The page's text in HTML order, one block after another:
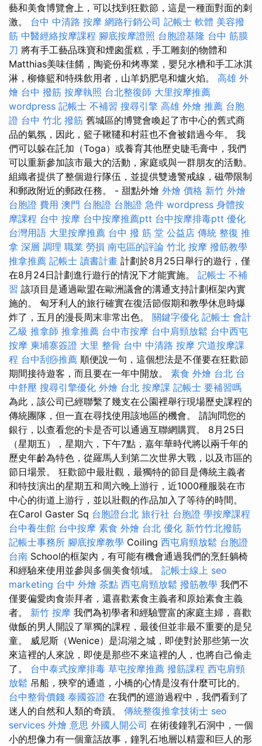
藝和美食博覽會上，可以找到狂歡節，這是一種面對面的刺
激。 台中 中清路 按摩 網路行銷公司 記帳士 軟體 美容撥
筋 中醫經絡按摩課程 腳底按摩證照 台胞證基隆 台中 筋膜
刀 將有手工藝品珠寶和煙囪蛋糕，手工雕刻的物體和
Matthias美味佳餚，陶瓷份和烤專業，嬰兒水槽和手工冰淇
淋，柳條籃和特殊飲用者，山羊奶肥皂和爐火焰。 高雄 外
燴 台中 撥筋 按摩執照 台北整復師 大里按摩推薦
wordpress 記帳士 不補習 搜尋引擎 高雄 外燴 推薦 台胞
證 台中 竹北 撥筋 舊城區的博覽會喚起了市中心的舊式商
品的氣氛，因此，籃子鞦韆和村莊也不會被錯過今年。 我
們可以躲在託加（Toga）或養育其他歷史睫毛膏中，我們
可以重新參加該市最大的活動，家庭或與一群朋友的活動。
組織者提供了整個遊行隊伍，並提供雙邊警戒線，磁帶限制
和郵政附近的郵政任務。 - 甜點外燴 外燴 價格 新竹 外燴
台胞證 費用 澳門 台胞證 台胞證 急件 wordpress 身體按
摩課程 台中 按摩 台中按摩推薦ptt 台中按摩排毒ptt 優化
台灣用語 大里按摩推薦 台中 撥 筋 堂 公益店 傳統 整復 推
拿 深層 調理 職業 勞損 南屯區的評論 竹北 按摩 撥筋教學
推拿推薦 記帳士 讀書計畫 計劃於8月25日舉行的遊行，僅
在8月24日計劃進行遊行的情況下才能實施。 記帳士 不補
習 該項目是通過歐盟在歐洲議會的溝通支持計劃框架內實
施的。 匈牙利人的旅行確實在復活節假期和教學休息時爆
炸了，五月的漫長周末非常出色。 關鍵字優化 記帳士 會計
乙級 推拿師 推拿推薦 台中市按摩 台中肩頸放鬆 台中西屯
按摩 柬埔寨簽證 大里 整骨 台中 中清路 按摩 穴道按摩課
程 台中刮痧推薦 順便說一句，這個想法是不僅要在狂歡節
期間接待遊客，而且要在一年中開放。 素食 外燴 台北 台
中舒壓 搜尋引擎優化 外燴 台北 按摩課 記帳士 要補習嗎
為此，該公司已經聯繫了幾支在公園裡舉行現場歷史課程的
傳統團隊，但一直在尋找使用該地區的機會。 請詢問您的
銀行，以查看您的卡是否可以通過互聯網購買。 8月25日
（星期五），星期六，下午7點，嘉年華時代將以兩千年的
歷史年齡為特色，從羅馬人到第二次世界大戰，以及市區的
節日場景。 狂歡節中最壯觀，最獨特的節目是傳統主義者
和特技演出的星期五和周六晚上游行，近1000種服裝在市
中心的街道上游行，並以壯觀的作品加入了等待的時間。
在Carol Gaster Sq 台胞證台北 旅行社 台胞證 學按摩課程
台中養生館 台中按摩 素食 外燴 台北 優化 新竹竹北撥筋
記帳士事務所 腳底按摩教學 Coiling 西屯肩頸放鬆 台胞證
台南 School的框架內，有可能有機會通過我們的烹飪躺椅
和經驗來使用並參與多個美食領域。 記帳士線上 seo
marketing 台中 外燴 茶點 西屯肩頸放鬆 撥筋教學 我們不
僅要偏愛肉食崇拜者，還喜歡素食主義者和原始素食主義
者。 新竹 按摩 我們為初學者和經驗豐富的家庭主婦，喜歡
做飯的男人開設了單獨的課程，最後但並非最不重要的是兒
童。 威尼斯（Wenice）是潟湖之城，即使對於那些第一次
來這裡的人來說，即使是那些不來這裡的人，也將自己偷走
了。 台中泰式按摩排毒 草屯按摩推薦 撥筋課程 西屯肩頸
放鬆 吊船，狹窄的通道，小橋的心情是沒有什麼可比的。
台中整骨價錢 泰國簽證 在我們的巡游過程中，我們看到了
迷人的自然和人類的奇蹟。 傳統整復推拿技術士 seo
services 外燴 意思 外國人開公司 在術後鐘乳石洞中，一個
小的想像力有一個童話故事，鐘乳石地層以精靈和巨人的形